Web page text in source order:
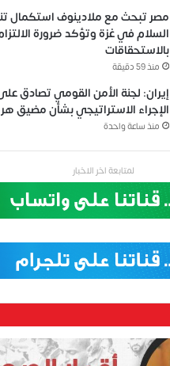
مصر تبحث مع ملادينوف استكمال
السلام في غزة وتؤكد ضرورة
بالاستحقاقات
منذ 59 دقيقة
إيران: لجنة الأمن القومي تصادق
الإجراء الاستراتيجي بشأن مضيق
منذ ساعة واحدة
لمتابعة اخر الاخبار